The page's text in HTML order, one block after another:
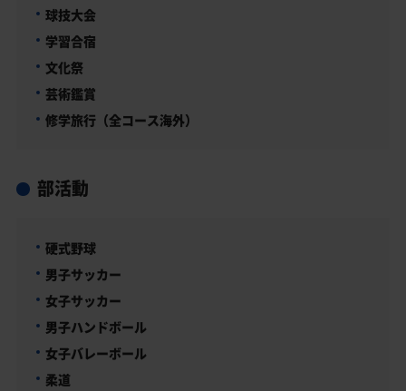
球技大会
学習合宿
文化祭
芸術鑑賞
修学旅行（全コース海外）
部活動
硬式野球
男子サッカー
女子サッカー
男子ハンドボール
女子バレーボール
柔道